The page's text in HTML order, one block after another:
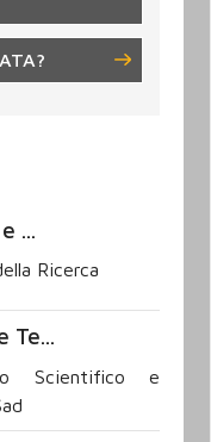
...
Ricerca
Te...
Scientifico e